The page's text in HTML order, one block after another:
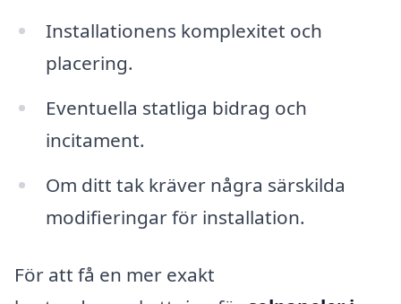
Installationens komplexitet och
placering.
Eventuella statliga bidrag och
incitament.
Om ditt tak kräver några särskilda
modifieringar för installation.
För att få en mer exakt